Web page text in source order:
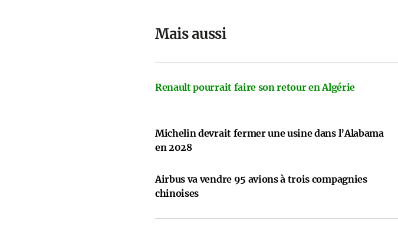
Mais aussi
Renault pourrait faire son retour en Algérie
Michelin devrait fermer une usine dans l’Alabama
en 2028
Airbus va vendre 95 avions à trois compagnies
chinoises